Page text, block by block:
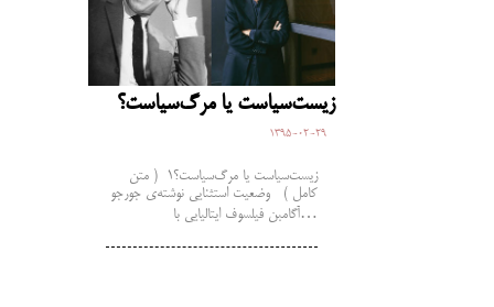
زیست‌سیاست یا مرگ‌سیاست؟
1395-02-29
زیست‌سیاست یا مرگ‌سیاست؟1 ( متن
کامل ) وضعیت استثنایی نوشته‌ی جورجو
آگامبن فیلسوف ایتالیایی با…